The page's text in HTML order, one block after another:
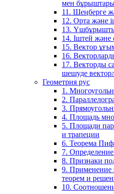
мен
11. Шеңберге
12. Орта және
13.
14. Іштей және
15. Вектор
16.
17. Векторды
шешуде
Геометрия рус
1.
2.
3.
4. Площадь
5. Площади
и трапеции
6. Теорема
7.
8. Признаки
9. Применение
теорем и
10.